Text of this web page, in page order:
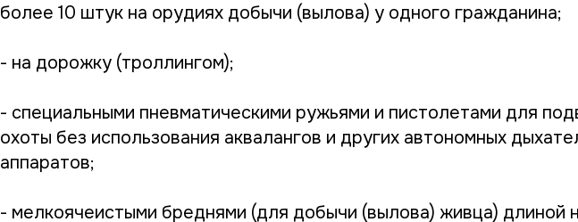
более 10 штук на орудиях добычи (вылова) у одного гражданина;
- на дорожку (троллингом);
- специальными пневматическими ружьями и пистолетами для
охоты без использования аквалангов и других автономных
аппаратов;
- мелкоячеистыми бреднями (для добычи (вылова) живца) длиной